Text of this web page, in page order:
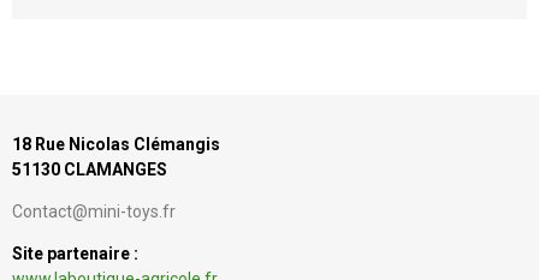
18 Rue Nicolas Clémangis
51130 CLAMANGES
Contact@mini-toys.fr
Site partenaire :